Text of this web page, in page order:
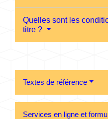
Quelles sont les
titre ?
Textes de référence
Services en ligne et